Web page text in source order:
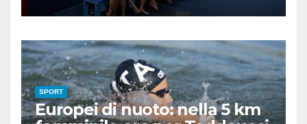
SPORT
Europei di nuoto: nella 5 km